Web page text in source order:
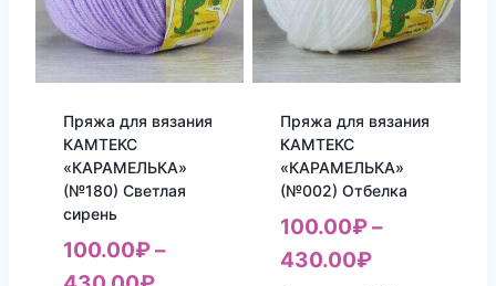
Пряжа для вязания
КАМТЕКС
«КАРАМЕЛЬКА»
(№180) Светлая
сирень
100.00₽–
Пряжа для вязания
КАМТЕКС
«КАРАМЕЛЬКА»
(№002) Отбелка
100.00₽–
430.00₽